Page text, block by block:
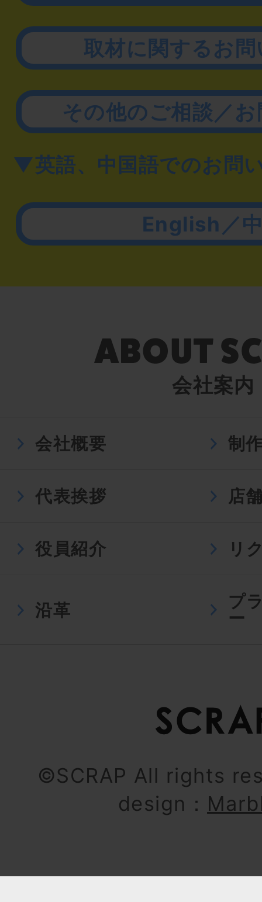
取材に関するお
その他のご相談／
▼英語、中国語でのお問
English／
会社案内
会社概要 制
代表挨拶 店
役員紹介 リ
沿革
プ
ー
©SCRAP All rights
design：